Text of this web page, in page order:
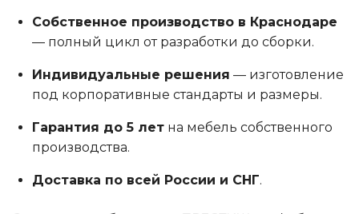
Собственное производство в Краснодаре
— полный цикл от разработки до сборки.
Индивидуальные решения — изготовление
под корпоративные стандарты и размеры.
Гарантия до 5 лет на мебель собственного
производства.
Доставка по всей России и СНГ.